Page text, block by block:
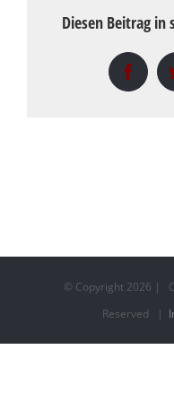
Diesen Beitrag in
© Copyright 2026 |
Reserved |